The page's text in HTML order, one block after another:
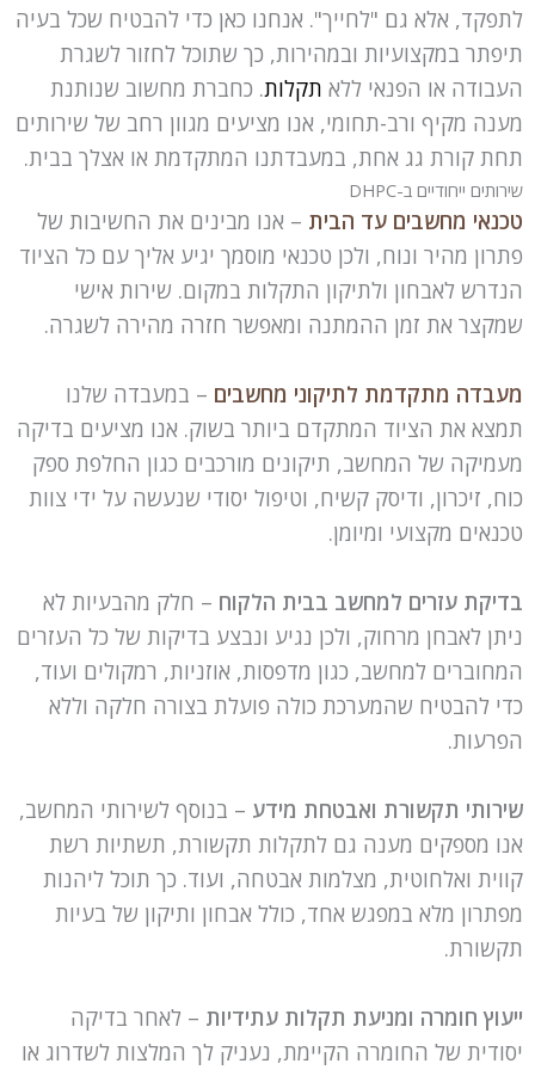
לתפקד, אלא גם "לחייך". אנחנו כאן כדי להבטיח שכל בעיה
תיפתר במקצועיות ובמהירות, כך שתוכל לחזור לשגרת
העבודה או הפנאי ללא תקלות. כחברת מחשוב שנותנת
מענה מקיף ורב-תחומי, אנו מציעים מגוון רחב של שירותים
תחת קורת גג אחת, במעבדתנו המתקדמת או אצלך בבית.
שירותים ייחודיים ב-DHPC
טכנאי מחשבים עד הבית – אנו מבינים את החשיבות של
פתרון מהיר ונוח, ולכן טכנאי מוסמך יגיע אליך עם כל הציוד
הנדרש לאבחון ולתיקון התקלות במקום. שירות אישי
שמקצר את זמן ההמתנה ומאפשר חזרה מהירה לשגרה.
מעבדה מתקדמת לתיקוני מחשבים – במעבדה שלנו
תמצא את הציוד המתקדם ביותר בשוק. אנו מציעים בדיקה
מעמיקה של המחשב, תיקונים מורכבים כגון החלפת ספק
כוח, זיכרון, ודיסק קשיח, וטיפול יסודי שנעשה על ידי צוות
טכנאים מקצועי ומיומן.
בדיקת עזרים למחשב בבית הלקוח – חלק מהבעיות לא
ניתן לאבחן מרחוק, ולכן נגיע ונבצע בדיקות של כל העזרים
המחוברים למחשב, כגון מדפסות, אוזניות, רמקולים ועוד,
כדי להבטיח שהמערכת כולה פועלת בצורה חלקה וללא
הפרעות.
שירותי תקשורת ואבטחת מידע – בנוסף לשירותי המחשב,
אנו מספקים מענה גם לתקלות תקשורת, תשתיות רשת
קווית ואלחוטית, מצלמות אבטחה, ועוד. כך תוכל ליהנות
מפתרון מלא במפגש אחד, כולל אבחון ותיקון של בעיות
תקשורת.
ייעוץ חומרה ומניעת תקלות עתידיות – לאחר בדיקה
יסודית של החומרה הקיימת, נעניק לך המלצות לשדרוג או